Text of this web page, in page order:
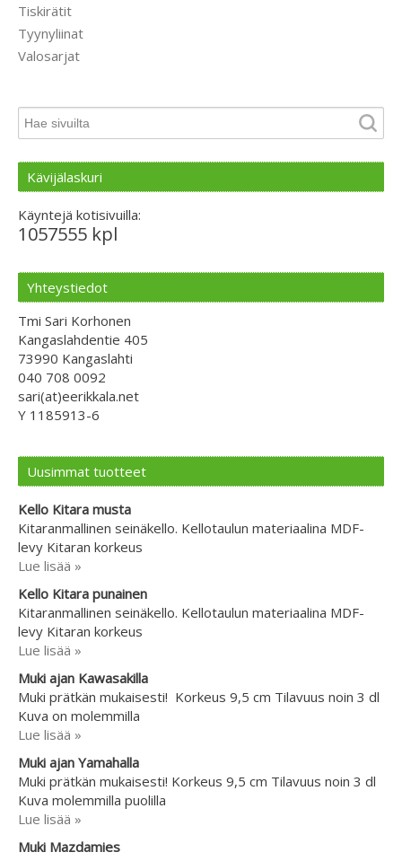
Tiskirätit
Tyynyliinat
Valosarjat
Kävijälaskuri
Käyntejä kotisivuilla:
1057555 kpl
Yhteystiedot
Tmi Sari Korhonen
Kangaslahdentie 405
73990 Kangaslahti
040 708 0092
sari(at)eerikkala.net
Y 1185913-6
Uusimmat tuotteet
Kello Kitara musta
Kitaranmallinen seinäkello. Kellotaulun materiaalina MDF-
levy Kitaran korkeus
Lue lisää »
Kello Kitara punainen
Kitaranmallinen seinäkello. Kellotaulun materiaalina MDF-
levy Kitaran korkeus
Lue lisää »
Muki ajan Kawasakilla
Muki prätkän mukaisesti! Korkeus 9,5 cm Tilavuus noin 3 dl
Kuva on molemmilla
Lue lisää »
Muki ajan Yamahalla
Muki prätkän mukaisesti! Korkeus 9,5 cm Tilavuus noin 3 dl
Kuva molemmilla puolilla
Lue lisää »
Muki Mazdamies